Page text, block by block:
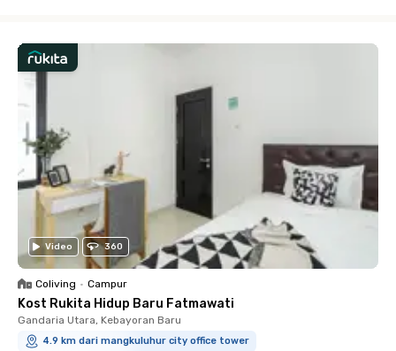
Video 360
Coliving • Campur
Kost Rukita Hidup Baru Fatmawati
Gandaria Utara, Kebayoran Baru
4.9 km dari mangkuluhur city office tower